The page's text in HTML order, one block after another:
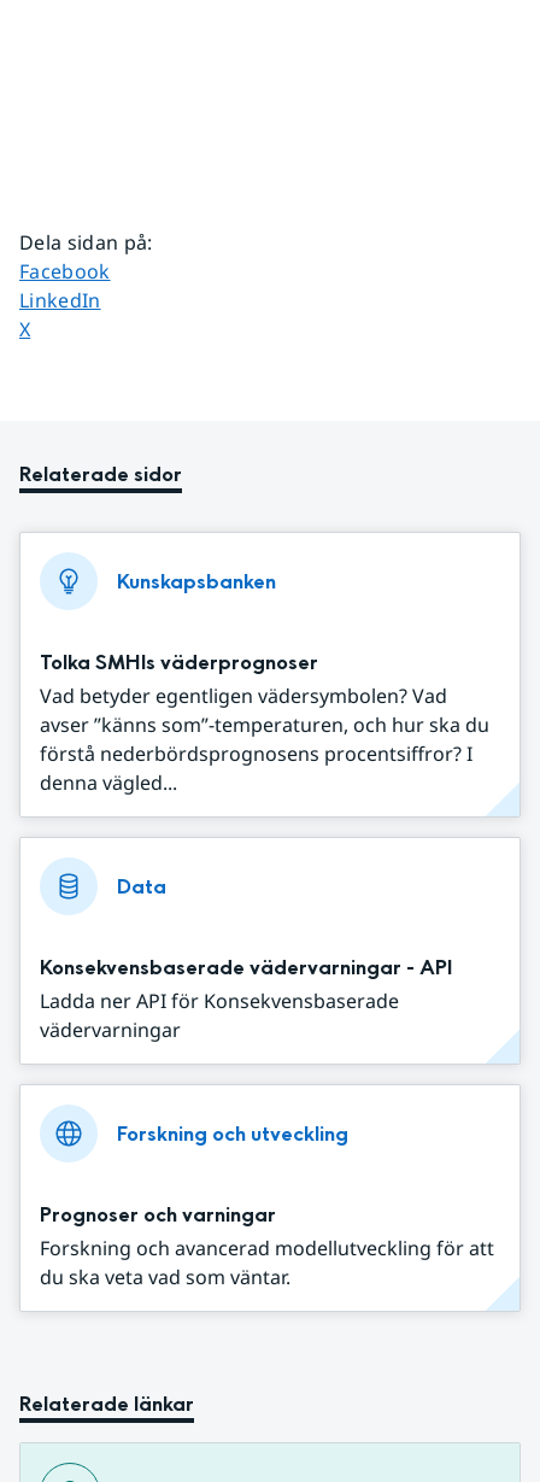
Dela sidan på:
Dela sidan på
Facebook
Dela sidan på
LinkedIn
Dela sidan på
X
Relaterade sidor
Kunskapsbanken
Tolka SMHIs väderprognoser
Vad betyder egentligen vädersymbolen? Vad
avser ”känns som”-temperaturen, och hur ska du
förstå nederbördsprognosens procentsiffror? I
denna vägled...
Data
Konsekvensbaserade vädervarningar - API
Ladda ner API för Konsekvensbaserade
vädervarningar
Forskning och utveckling
Prognoser och varningar
Forskning och avancerad modellutveckling för att
du ska veta vad som väntar.
Relaterade länkar